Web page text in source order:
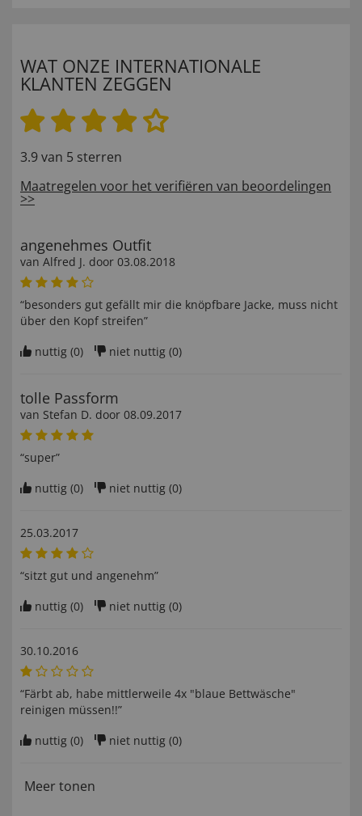
WAT ONZE INTERNATIONALE
KLANTEN ZEGGEN
3.9 van 5 sterren
Maatregelen voor het verifiëren van beoordelingen
>>
angenehmes Outfit
van Alfred J. door 03.08.2018
“besonders gut gefällt mir die knöpfbare Jacke, muss nicht
über den Kopf streifen”
nuttig (0) niet nuttig (0)
tolle Passform
van Stefan D. door 08.09.2017
“super”
nuttig (0) niet nuttig (0)
25.03.2017
“sitzt gut und angenehm”
nuttig (0) niet nuttig (0)
30.10.2016
“Färbt ab, habe mittlerweile 4x "blaue Bettwäsche"
reinigen müssen!!”
nuttig (0) niet nuttig (0)
Meer tonen